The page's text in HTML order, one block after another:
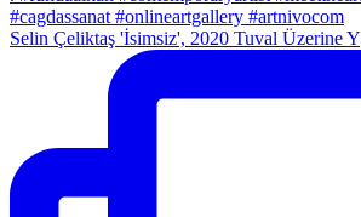
Selin Çeliktaş 'İsimsiz', 2020 Tuval Üzerine Y